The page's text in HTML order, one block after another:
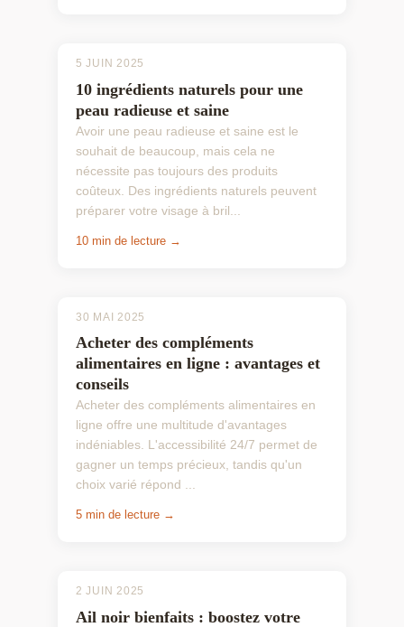
5 JUIN 2025
10 ingrédients naturels pour une
peau radieuse et saine
Avoir une peau radieuse et saine est le
souhait de beaucoup, mais cela ne
nécessite pas toujours des produits
coûteux. Des ingrédients naturels peuvent
préparer votre visage à bril...
10 min de lecture →
30 MAI 2025
Acheter des compléments
alimentaires en ligne : avantages et
conseils
Acheter des compléments alimentaires en
ligne offre une multitude d'avantages
indéniables. L'accessibilité 24/7 permet de
gagner un temps précieux, tandis qu'un
choix varié répond ...
5 min de lecture →
2 JUIN 2025
Ail noir bienfaits : boostez votre